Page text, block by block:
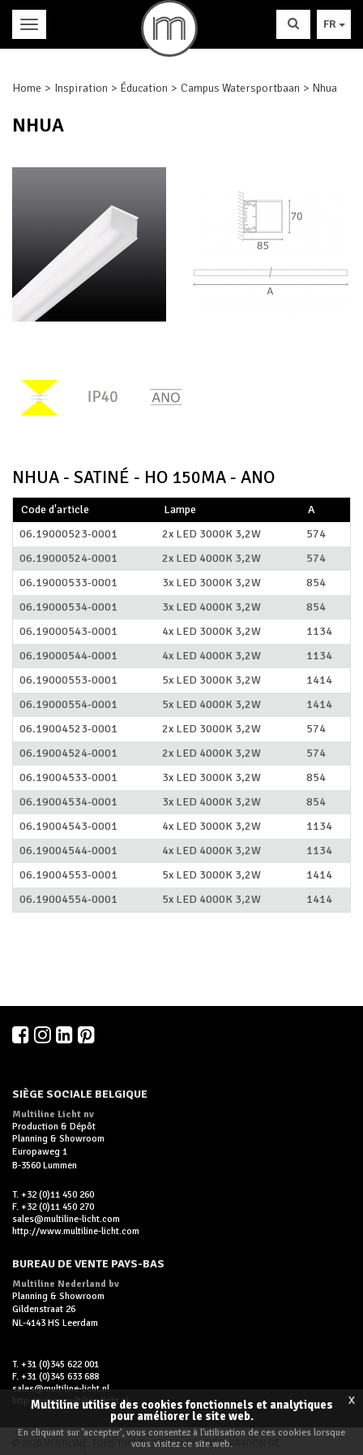
FR
Home Inspiration Éducation Campus Watersportbaan Nhua
NHUA
NHUA - SATINÉ - HO 150MA - ANO
Code d'article Lampe
A
06.19000523-0001
2x LED 3000K 3,2W
574
06.19000524-0001
2x LED 4000K 3,2W
574
06.19000533-0001
3x LED 3000K 3,2W
854
06.19000534-0001
3x LED 4000K 3,2W
854
06.19000543-0001
4x LED 3000K 3,2W
1134
06.19000544-0001
4x LED 4000K 3,2W
1134
06.19000553-0001
5x LED 3000K 3,2W
1414
06.19000554-0001
5x LED 4000K 3,2W
1414
06.19004523-0001
2x LED 3000K 3,2W
574
06.19004524-0001
2x LED 4000K 3,2W
574
06.19004533-0001
3x LED 3000K 3,2W
854
06.19004534-0001
3x LED 4000K 3,2W
854
06.19004543-0001
4x LED 3000K 3,2W
1134
06.19004544-0001
4x LED 4000K 3,2W
1134
06.19004553-0001
5x LED 3000K 3,2W
1414
06.19004554-0001
5x LED 4000K 3,2W 1414
SIÈGE SOCIALE BELGIQUE
Multiline Licht nv
Production & Dépôt
Planning & Showroom
Europaweg 1
B-3560 Lummen
T. +32 (0)11 450 260
F. +32 (0)11 450 270
sales@multiline-licht.com
http://www.multiline-licht.com
BUREAU DE VENTE PAYS-BAS
Multiline Nederland bv
Planning & Showroom
Gildenstraat 26
NL-4143 HS Leerdam
T. +31 (0)345 622 001
F. +31 (0)345 633 688
sales@multiline-licht.nl
http://www.multiline-licht.nl
© 2026 MULTILINE, TOUS DROITS RÉSERVÉS -DÉCLARATION DE
Multiline utilise des cookies fonctionnels et analytiques
pour améliorer le site web.
En cliquant sur 'accepter', vous consentez à l'utilisation de ces cookies lorsque
vous visitez ce site web.
x